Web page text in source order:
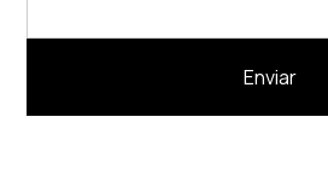
Enviar